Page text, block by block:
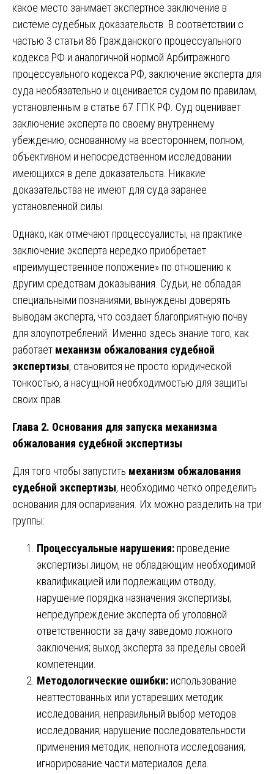
какое место занимает экспертное заключение в
системе судебных доказательств. В соответствии с
частью 3 статьи 86 Гражданского процессуального
кодекса РФ и аналогичной нормой Арбитражного
процессуального кодекса РФ, заключение эксперта для
суда необязательно и оценивается судом по правилам,
установленным в статье 67 ГПК РФ. Суд оценивает
заключение эксперта по своему внутреннему
убеждению, основанному на всестороннем, полном,
объективном и непосредственном исследовании
имеющихся в деле доказательств. Никакие
доказательства не имеют для суда заранее
установленной силы.
Однако, как отмечают процессуалисты, на практике
заключение эксперта нередко приобретает
«преимущественное положение» по отношению к
другим средствам доказывания. Судьи, не обладая
специальными познаниями, вынуждены доверять
выводам эксперта, что создает благоприятную почву
для злоупотреблений. Именно здесь знание того, как
работает механизм обжалования судебной
экспертизы, становится не просто юридической
тонкостью, а насущной необходимостью для защиты
своих прав.
Глава 2. Основания для запуска механизма
обжалования судебной экспертизы
Для того чтобы запустить механизм обжалования
судебной экспертизы, необходимо четко определить
основания для оспаривания. Их можно разделить на три
группы:
Процессуальные нарушения: проведение
экспертизы лицом, не обладающим необходимой
квалификацией или подлежащим отводу;
нарушение порядка назначения экспертизы;
непредупреждение эксперта об уголовной
ответственности за дачу заведомо ложного
заключения; выход эксперта за пределы своей
компетенции.
Методологические ошибки: использование
неаттестованных или устаревших методик
исследования; неправильный выбор методов
исследования; нарушение последовательности
применения методик; неполнота исследования;
игнорирование части материалов дела.